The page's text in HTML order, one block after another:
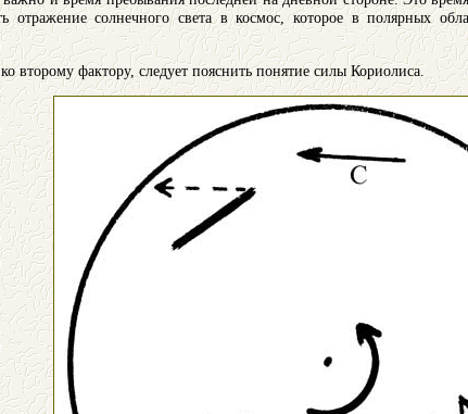
отражение солнечного света в космос, которое в полярных
второму фактору, следует пояснить понятие силы Кориолиса.